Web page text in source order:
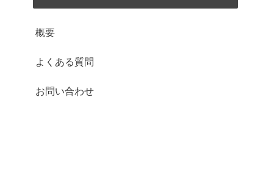
概要
よくある質問
お問い合わせ